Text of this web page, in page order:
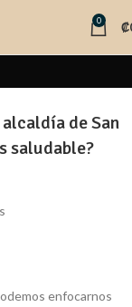
0 ₡
de San
saludable?
enfocarnos